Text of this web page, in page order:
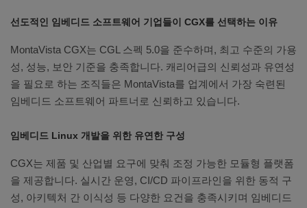
선도적인 임베디드 소프트웨어 기업들이 CGX를 선택하는 이유
MontaVista CGX는 CGL 스펙 5.0을 준수하며, 최고 수준의 가용
성, 성능, 보안 기준을 충족합니다. 캐리어급의 신뢰성과 유연성
을 필요로 하는 조직들은 MontaVista를 업계에서 가장 숙련된
임베디드 소프트웨어 파트너로 신뢰하고 있습니다.
임베디드 Linux 개발을 위한 유연한 구성
CGX는 제품 및 산업별 요구에 맞춰 조정 가능한 모듈형 플랫폼
을 제공합니다. 실시간 운영, CI/CD 파이프라인을 위한 동적 구
성, 아키텍처 간 이식성 등 다양한 요건을 충족시키며 임베디드